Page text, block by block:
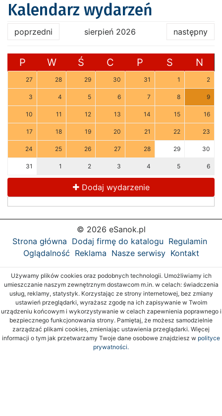
Kalendarz wydarzeń
poprzedni sierpień 2026 następny
P W Ś C P S N
27 28 29 30 31 1 2
3 4 5 6 7 8 9
10 11 12 13 14 15 16
17 18 19 20 21 22 23
24 25 26 27 28 29 30
31 1 2 3 4 5 6
Dodaj wydarzenie
© 2026 eSanok.pl
Strona główna Dodaj firmę do katalogu Regulamin
Oglądalność Reklama Nasze serwisy Kontakt
Używamy plików cookies oraz podobnych technologii. Umożliwiamy ich
umieszczanie naszym zewnętrznym dostawcom m.in. w celach: świadczenia
usług, reklamy, statystyk. Korzystając ze strony internetowej, bez zmiany
ustawień przeglądarki, wyrażasz zgodę na ich zapisywanie w Twoim
urządzeniu końcowym i wykorzystywanie w celach zapewnienia poprawnego i
bezpiecznego funkcjonowania strony. Pamiętaj, że możesz samodzielnie
zarządzać plikami cookies, zmieniając ustawienia przeglądarki. Więcej
informacji o tym jak przetwarzamy Twoje dane osobowe znajdziesz w polityce
prywatności.